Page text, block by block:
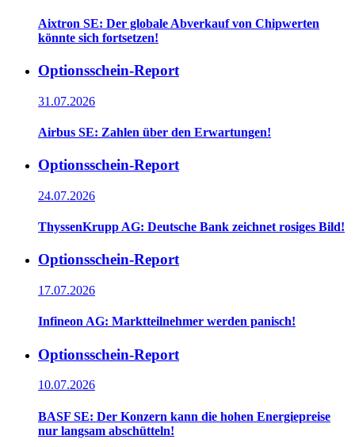
Aixtron SE: Der globale Abverkauf von Chipwerten
könnte sich fortsetzen!
Optionsschein-Report
31.07.2026
Airbus SE: Zahlen über den Erwartungen!
Optionsschein-Report
24.07.2026
ThyssenKrupp AG: Deutsche Bank zeichnet rosiges Bild!
Optionsschein-Report
17.07.2026
Infineon AG: Marktteilnehmer werden panisch!
Optionsschein-Report
10.07.2026
BASF SE: Der Konzern kann die hohen Energiepreise
nur langsam abschütteln!